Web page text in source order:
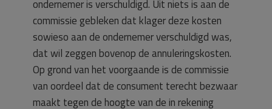
ondernemer is verschuldigd. Uit niets is aan de
commissie gebleken dat klager deze kosten
sowieso aan de ondernemer verschuldigd was,
dat wil zeggen bovenop de annuleringskosten.
Op grond van het voorgaande is de commissie
van oordeel dat de consument terecht bezwaar
maakt tegen de hoogte van de in rekening